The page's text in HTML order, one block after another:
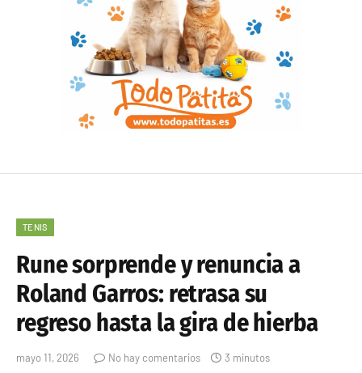
TENIS
Rune sorprende y renuncia a
Roland Garros: retrasa su
regreso hasta la gira de hierba
mayo 11, 2026 No hay comentarios 3 minutos